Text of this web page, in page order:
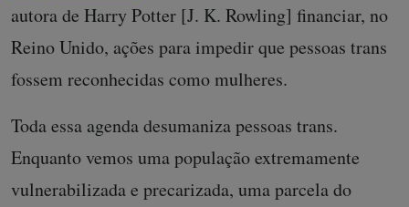
autora de Harry Potter [J. K. Rowling] financiar, no
Reino Unido, ações para impedir que pessoas trans
fossem reconhecidas como mulheres.
Toda essa agenda desumaniza pessoas trans.
Enquanto vemos uma população extremamente
vulnerabilizada e precarizada, uma parcela do